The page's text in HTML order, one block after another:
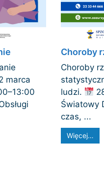
marca
Choroby
Choroby
ludzi.
Światowy
czas, ...
Więcej…